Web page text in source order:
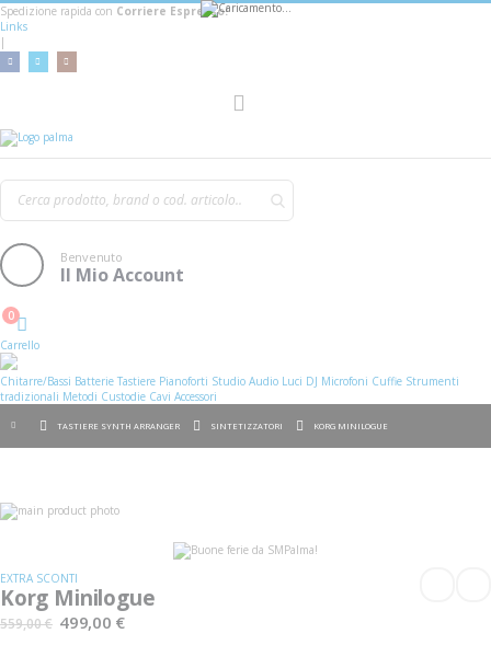
Spedizione rapida con Corriere Espresso!
Links
|
Benvenuto
Il Mio Account
Cart
0
Carrello
Chitarre/Bassi Batterie Tastiere Pianoforti Studio Audio Luci DJ Microfoni Cuffie Strumenti
tradizionali Metodi Custodie Cavi Accessori
TASTIERE SYNTH ARRANGER SINTETIZZATORI KORG MINILOGUE
Vai
alla
galleria
di
immagini
galleria
di
immagini
EXTRA SCONTI
Korg Minilogue
559,00 € 499,00 €